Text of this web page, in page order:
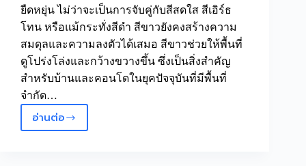
ยืดหยุ่น ไม่ว่าจะเป็นการจับคู่กับสีสดใส สีเอิร์ธ
โทน หรือแม้กระทั่งสีดำ สีขาวยังคงสร้างความ
สมดุลและความลงตัวได้เสมอ สีขาวช่วยให้พื้นที่
ดูโปร่งโล่งและกว้างขวางขึ้น ซึ่งเป็นสิ่งสำคัญ
สำหรับบ้านและคอนโดในยุคปัจจุบันที่มีพื้นที่
จำกัด…
อ่านต่อ
ไอ